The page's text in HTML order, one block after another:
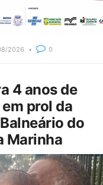
2026 0
4 anos de
prol da
do
Marinha